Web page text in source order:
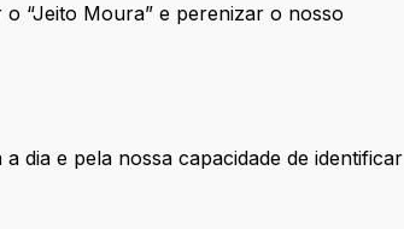
“Jeito Moura” e perenizar o nosso
dia e pela nossa capacidade de identificar